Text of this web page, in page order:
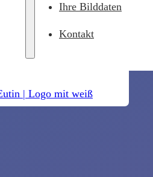
Ihre Bilddaten
Kontakt